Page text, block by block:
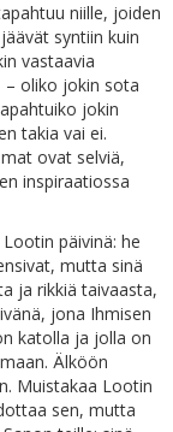
niille, joiden
syntiin kuin
vastaavia
– oliko jokin sota
jokin
takia vai ei.
ovat selviä,
inspiraatiossa
päivinä: he
mutta sinä
ja rikkiä taivaasta,
jona Ihmisen
katolla ja jolla on
Älköön
Muistakaa Lootin
sen, mutta